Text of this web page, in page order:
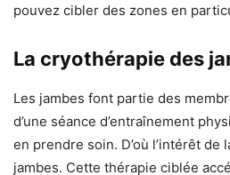
pouvez cibler des zones en
La cryothérapie des
Les jambes font partie des
d’une séance d’entraînement
en prendre soin. D’où l’intérêt
jambes. Cette thérapie ciblée